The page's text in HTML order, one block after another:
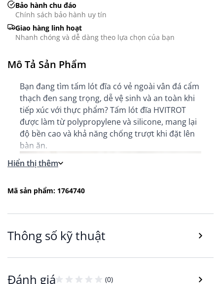
Bảo hành chu đáo
Chính sách bảo hành uy tín
Giao hàng linh hoạt
Nhanh chóng và dễ dàng theo lựa chọn của bạn
Mô Tả Sản Phẩm
Bạn đang tìm tấm lót đĩa có vẻ ngoài vân đá cẩm
thạch đen sang trọng, dễ vệ sinh và an toàn khi
tiếp xúc với thực phẩm? Tấm lót đĩa HVITROT
được làm từ polypropylene và silicone, mang lại
độ bền cao và khả năng chống trượt khi đặt lên
bàn ăn.
Hiển thị thêm
Mã sản phẩm: 1764740
Thông số kỹ thuật
Đánh giá (0)